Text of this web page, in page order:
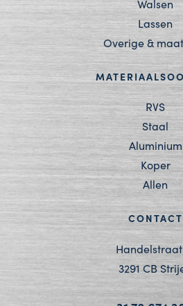
Walsen
Lassen
Overige &
RVS
Staal
Aluminium
Koper
Allen
CONTACT
Handelstraat
3291 CB